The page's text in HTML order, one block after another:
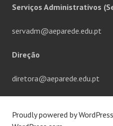
Serviços Administrativos
servadm@aeparede.edu.pt
Direção
diretora@aeparede.edu.pt
Proudly powered by WordPress